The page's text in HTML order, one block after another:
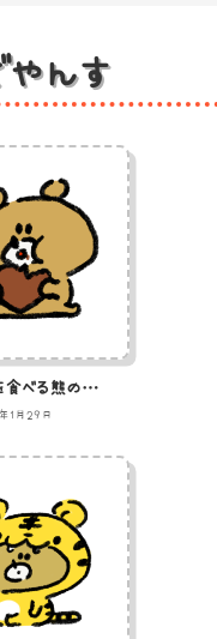
やんす
チョコレートを食べる熊のイラスト
1月29日